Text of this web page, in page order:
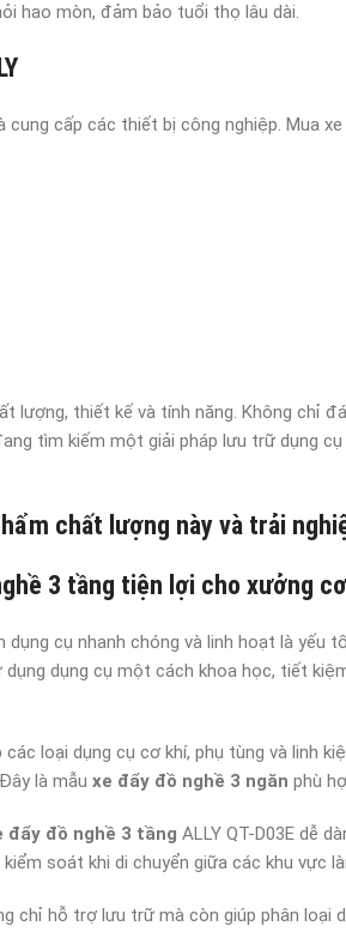
hao mòn, đảm bảo tuổi thọ lâu dài.
cấp các thiết bị công nghiệp. Mua
lượng, thiết kế và tính năng. Không
tìm kiếm một giải pháp lưu trữ dụng
chất lượng này và trải
3 tầng tiện lợi cho xưởng
cụ nhanh chóng và linh hoạt là yếu
dụng cụ một cách khoa học, tiết
loại dụng cụ cơ khí, phụ tùng và linh
là mẫu xe đẩy đồ nghề 3 ngăn phù
đẩy đồ nghề 3 tầng ALLY QT-D03E dễ
soát khi di chuyển giữa các khu vực
chỉ hỗ trợ lưu trữ mà còn giúp phân loại